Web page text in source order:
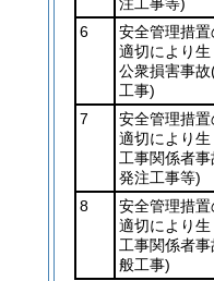
6
安全管理措置
適切により生
公衆損害事故
工事)
7
安全管理措置
適切により生
工事関係者事
発注工事等)
8
安全管理措置
適切により生
工事関係者事
般工事)